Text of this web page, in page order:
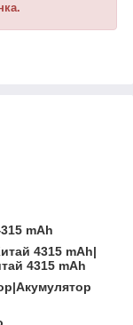
mAh
4315 mAh|
4315 mAh